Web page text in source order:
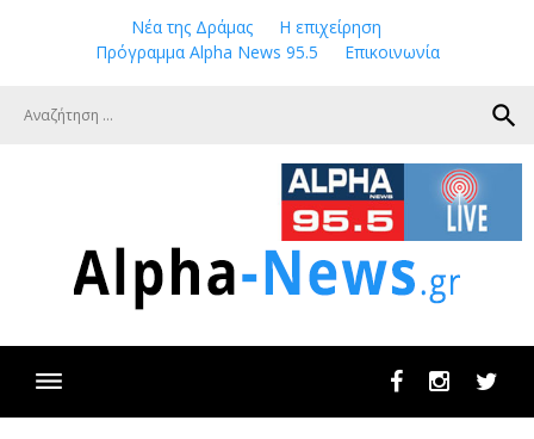
Νέα της Δράμας
Η επιχείρηση
Πρόγραμμα Alpha News 95.5
Επικοινωνία
search
FacebookInstagram